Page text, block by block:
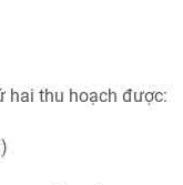
hai thu hoạch được: